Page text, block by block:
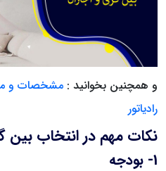
و همچنین بخوانید : مشخصات و
رادیاتور
نکات مهم در انتخاب بین
1- بودجه